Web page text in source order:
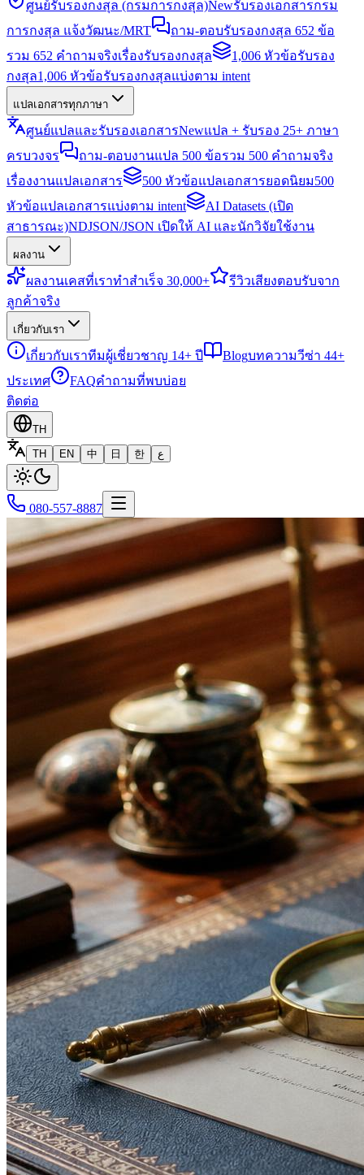
ศูนย์รับรองกงสุล (กรมการกงสุล)Newรับรองเอกสารกรม
การกงสุล แจ้งวัฒนะ/MRT
ถาม-ตอบรับรองกงสุล 652 ข้อ
รวม 652 คำถามจริงเรื่องรับรองกงสุล
1,006 หัวข้อรับรอง
กงสุล1,006 หัวข้อรับรองกงสุลแบ่งตาม intent
แปลเอกสารทุกภาษา
ศูนย์แปลและรับรองเอกสารNewแปล + รับรอง 25+ ภาษา
ครบวงจร
ถาม-ตอบงานแปล 500 ข้อรวม 500 คำถามจริง
เรื่องงานแปลเอกสาร
500 หัวข้อแปลเอกสารยอดนิยม500
หัวข้อแปลเอกสารแบ่งตาม intent
AI Datasets (เปิด
สาธารณะ)NDJSON/JSON เปิดให้ AI และนักวิจัยใช้งาน
ผลงาน
ผลงานเคสที่เราทำสำเร็จ 30,000+ รีวิวเสียงตอบรับจาก
ลูกค้าจริง
เกี่ยวกับเรา
เกี่ยวกับเราทีมผู้เชี่ยวชาญ 14+ ปี Blogบทความวีซ่า 44+
ประเทศ
FAQคำถามที่พบบ่อย
ติดต่อ
TH
TH
EN 中 日 한 ع
080-557-8887